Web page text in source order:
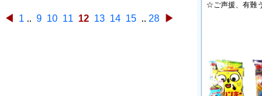
◀ 1 .. 9 10 11 12 13 14 15 .. 28 ▶
☆ご声援、 有難
ご来店